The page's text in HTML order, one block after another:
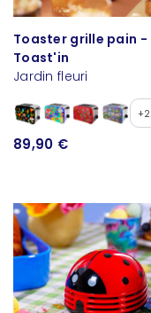
Toaster grille pain -
Toast'in
Jardin fleuri
+2
89,90 €